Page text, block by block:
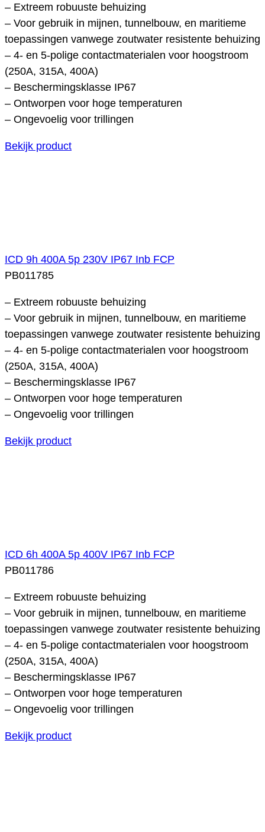
– Extreem robuuste behuizing
– Voor gebruik in mijnen, tunnelbouw, en maritieme
toepassingen vanwege zoutwater resistente behuizing
– 4- en 5-polige contactmaterialen voor hoogstroom
(250A, 315A, 400A)
– Beschermingsklasse IP67
– Ontworpen voor hoge temperaturen
– Ongevoelig voor trillingen
Bekijk product
ICD 9h 400A 5p 230V IP67 Inb FCP
PB011785
– Extreem robuuste behuizing
– Voor gebruik in mijnen, tunnelbouw, en maritieme
toepassingen vanwege zoutwater resistente behuizing
– 4- en 5-polige contactmaterialen voor hoogstroom
(250A, 315A, 400A)
– Beschermingsklasse IP67
– Ontworpen voor hoge temperaturen
– Ongevoelig voor trillingen
Bekijk product
ICD 6h 400A 5p 400V IP67 Inb FCP
PB011786
– Extreem robuuste behuizing
– Voor gebruik in mijnen, tunnelbouw, en maritieme
toepassingen vanwege zoutwater resistente behuizing
– 4- en 5-polige contactmaterialen voor hoogstroom
(250A, 315A, 400A)
– Beschermingsklasse IP67
– Ontworpen voor hoge temperaturen
– Ongevoelig voor trillingen
Bekijk product